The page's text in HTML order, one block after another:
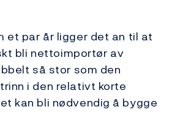
et par år ligger det an til at
bli nettoimportør av
så stor som den
i den relativt korte
kan bli nødvendig å bygge